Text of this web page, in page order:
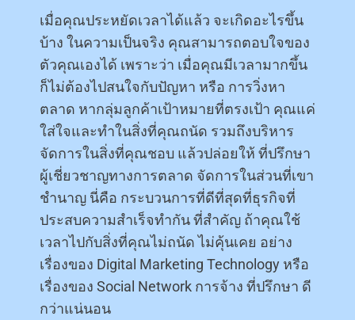
เมื่อคุณประหยัดเวลาได้แล้ว จะเกิดอะไรขึ้น
บ้าง ในความเป็นจริง คุณสามารถตอบใจของ
ตัวคุณเองได้ เพราะว่า เมื่อคุณมีเวลามากขึ้น
ก็ไม่ต้องไปสนใจกับปัญหา หรือ การวิ่งหา
ตลาด หากลุ่มลูกค้าเป้าหมายที่ตรงเป้า คุณแค่
ใส่ใจและทำในสิ่งที่คุณถนัด รวมถึงบริหาร
จัดการในสิ่งที่คุณชอบ แล้วปล่อยให้ ที่ปรึกษา
ผู้เชี่ยวชาญทางการตลาด จัดการในส่วนที่เขา
ชำนาญ นี่คือ กระบวนการที่ดีที่สุดที่ธุรกิจที่
ประสบความสำเร็จทำกัน ที่สำคัญ ถ้าคุณใช้
เวลาไปกับสิ่งที่คุณไม่ถนัด ไม่คุ้นเคย อย่าง
เรื่องของ Digital Marketing Technology หรือ
เรื่องของ Social Network การจ้าง ที่ปรึกษา ดี
กว่าแน่นอน